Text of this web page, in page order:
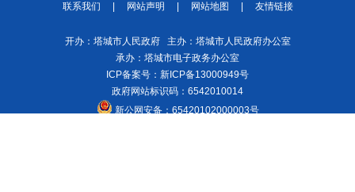
联系我们 网站声明 网站地图 友情链接
开办：塔城市人民政府 主办：塔城市人民政府办公室
承办：塔城市电子政务办公室
ICP备案号： 新ICP备13000949号
政府网站标识码：6542010014
新公网安备： 65420102000003号